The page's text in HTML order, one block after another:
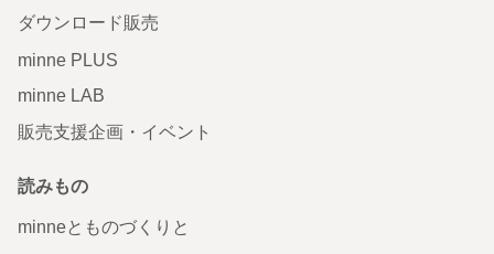
ダウンロード販売
minne PLUS
minne LAB
販売支援企画・イベント
読みもの
minneとものづくりと